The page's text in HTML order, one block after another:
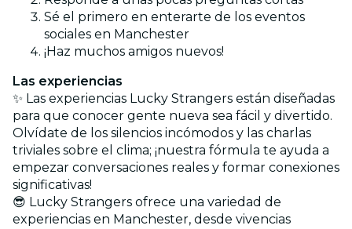
Sé el primero en enterarte de los eventos
sociales en Manchester
¡Haz muchos amigos nuevos!
Las experiencias
✨ Las experiencias Lucky Strangers están diseñadas
para que conocer gente nueva sea fácil y divertido.
Olvídate de los silencios incómodos y las charlas
triviales sobre el clima; ¡nuestra fórmula te ayuda a
empezar conversaciones reales y formar conexiones
significativas!
😎 Lucky Strangers ofrece una variedad de
experiencias en Manchester, desde vivencias